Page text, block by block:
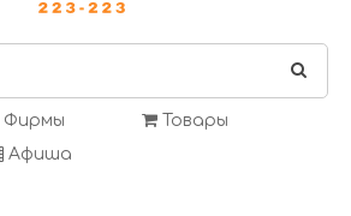
Фирмы
Товары
Афиша